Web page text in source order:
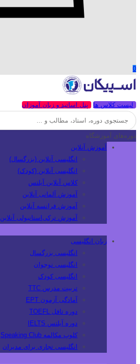
0
لیست کلاس ها پنل اساتید و زبان آموزان
دوره‌های آموزشگاه
آموزش آنلاین
انگلیسی آنلاین (بزرگسال)
انگلیسی آنلاین (کودک)
کلاس آنلاین آیلتس
آموزش آلمانی آنلاین
آموزش فرانسه آنلاین
آموزش ترکی‌استانبولی آنلاین
زبان انگلیسی
انگلیسی بزرگسال
انگلیسی نوجوان
انگلیسی کودک
تربیت مدرس TTC
آمادگی آزمون EPT
دوره تافل TOEFL
دوره آیلتس IELTS
کلوپ مکالمه Speaking Club
انگلیسی تجاری برای مدیران